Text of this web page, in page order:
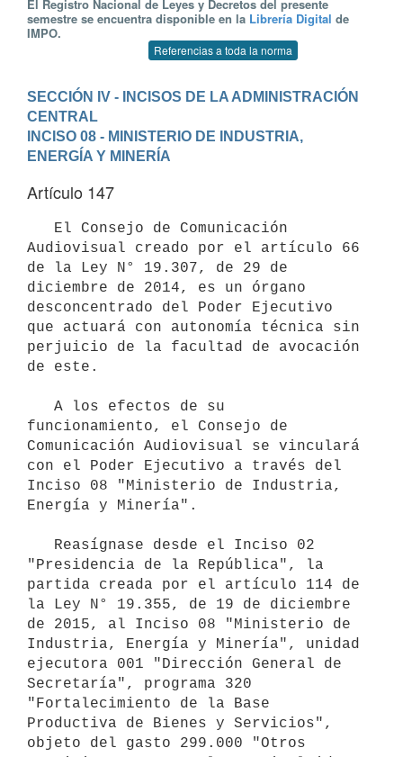
El Registro Nacional de Leyes y Decretos del presente
semestre se encuentra disponible en la Librería Digital de
IMPO.
Referencias a toda la norma
SECCIÓN IV - INCISOS DE LA ADMINISTRACIÓN
CENTRAL
INCISO 08 - MINISTERIO DE INDUSTRIA,
ENERGÍA Y MINERÍA
Artículo 147
Audiovisual creado por el artículo 66
de la Ley N° 19.307, de 29 de
diciembre de 2014, es un órgano
desconcentrado del Poder Ejecutivo
que actuará con autonomía técnica sin
perjuicio de la facultad de avocación
de este.
funcionamiento, el Consejo de
Comunicación Audiovisual se vinculará
con el Poder Ejecutivo a través del
Inciso 08 "Ministerio de Industria,
Energía y Minería".
"Presidencia de la República", la
partida creada por el artículo 114 de
la Ley N° 19.355, de 19 de diciembre
de 2015, al Inciso 08 "Ministerio de
Industria, Energía y Minería", unidad
ejecutora 001 "Dirección General de
Secretaría", programa 320
"Fortalecimiento de la Base
Productiva de Bienes y Servicios",
objeto del gasto 299.000 "Otros